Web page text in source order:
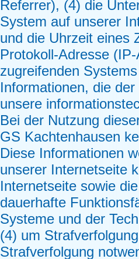
Referrer), (4) die
System auf unserer
und die Uhrzeit eines
Protokoll-Adresse
zugreifenden
Informationen, die
unsere
Bei der Nutzung
GS Kachtenhausen
Diese Informationen
unserer Internetseite
Internetseite sowie
dauerhafte
Systeme und der
(4) um
Strafverfolgung